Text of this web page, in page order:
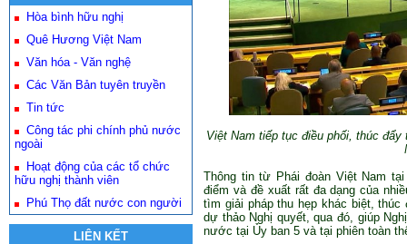
Hòa bình hữu nghị
Quê Hương Việt Nam
Văn hóa - Văn nghệ
Các Văn Bản tuyên truyền
Tin tức
Công tác phi chính phủ nước
ngoài
Hoạt động của các tổ chức
hữu nghị thành viên
Phú Thọ đất nước con người
LIÊN KẾT
Việt Nam tiếp tục điều phối, thúc
Thông tin từ Phái đoàn Việt Nam
điểm và đề xuất rất đa dạng của
tìm giải pháp thu hẹp khác biệt,
dự thảo Nghị quyết, qua đó, giúp
nước tại Ủy ban 5 và tại phiên toàn